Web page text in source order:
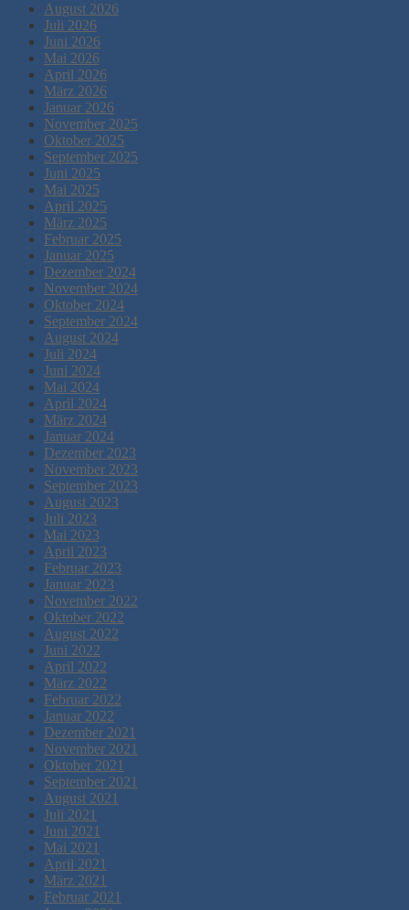
August 2026
Juli 2026
Juni 2026
Mai 2026
April 2026
März 2026
Januar 2026
November 2025
Oktober 2025
September 2025
Juni 2025
Mai 2025
April 2025
März 2025
Februar 2025
Januar 2025
Dezember 2024
November 2024
Oktober 2024
September 2024
August 2024
Juli 2024
Juni 2024
Mai 2024
April 2024
März 2024
Januar 2024
Dezember 2023
November 2023
September 2023
August 2023
Juli 2023
Mai 2023
April 2023
Februar 2023
Januar 2023
November 2022
Oktober 2022
August 2022
Juni 2022
April 2022
März 2022
Februar 2022
Januar 2022
Dezember 2021
November 2021
Oktober 2021
September 2021
August 2021
Juli 2021
Juni 2021
Mai 2021
April 2021
März 2021
Februar 2021